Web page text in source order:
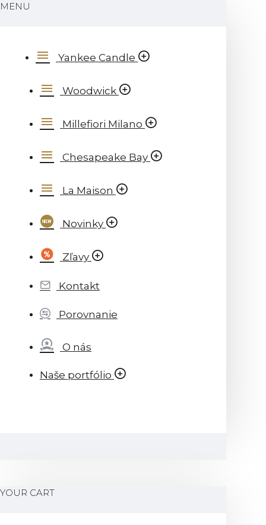
MENU
Yankee Candle
Woodwick
Millefiori Milano
Chesapeake Bay
La Maison
Novinky
Zľavy
Kontakt
Porovnanie
O nás
Naše portfólio
YOUR CART